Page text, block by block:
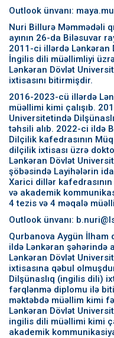
Outlook ünvanı:
Nuri Billurə Məmmədəli
ayının 26-da Biləsuvar
2011-ci illərdə Lənkəran
İngilis dili müəllimliyi
Lənkəran Dövlət
ixtisasını bitirmişdir.
2016-2023-cü illərdə
müəllimi kimi çalışıb.
Universitetində
təhsili alıb. 2022-ci ildə
Dilçilik kafedrasının
dilçilik ixtisası üzrə
Lənkəran Dövlət
şöbəsində Layihələrin
Xarici dillər
və akademik
4 tezis və 4 məqalə
Outlook ünvanı:
Qurbanova Aygün İlham
ildə Lənkəran şəhərində
Lənkəran Dövlət
ixtisasına qəbul
Dilşünaslıq (ingilis dili)
fərqlənmə diplomu ilə
məktəbdə müəllim kimi
Lənkəran Dövlət
ingilis dili müəllimi kimi
akademik